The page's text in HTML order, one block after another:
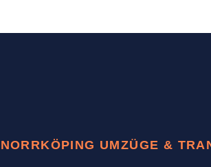
UMZÜGE &